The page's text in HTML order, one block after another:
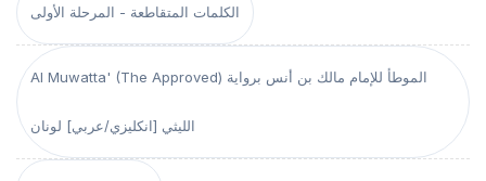
الكلمات المتقاطعة - المرحلة الأولى
Al Muwatta' (The Approved) الموطأ للإمام مالك بن أنس برواية
الليثي [انكليزي/عربي] لونان